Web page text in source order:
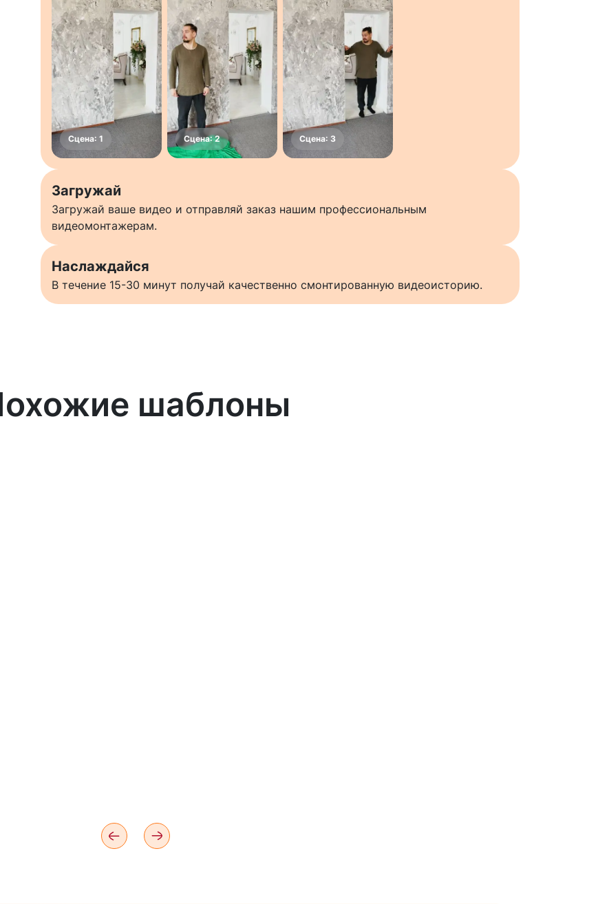
Загружай
Загружай ваше видео и отправляй заказ нашим профессиональным
видеомонтажерам.
Наслаждайся
В течение 15-30 минут получай качественно смонтированную видеоисторию.
шаблоны